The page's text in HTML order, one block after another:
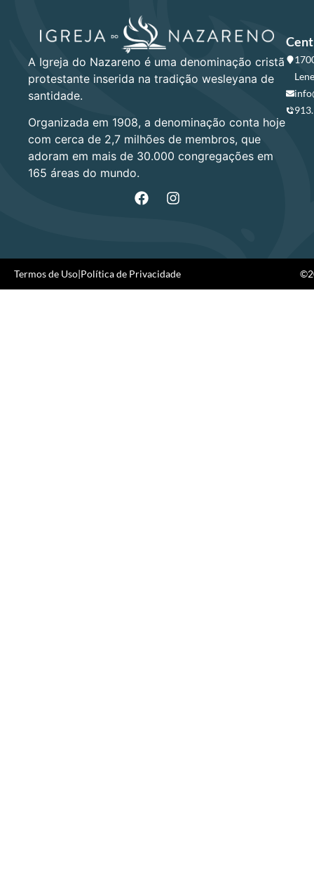
A Igreja do Nazareno é uma denominação cristã
protestante inserida na tradição wesleyana de
santidade.
Organizada em 1908, a denominação conta hoje
com cerca de 2,7 milhões de membros, que
adoram em mais de 30.000 congregações em
165 áreas do mundo.
Termos de Uso|Política de Privacidade